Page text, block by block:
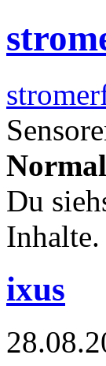
Du
Inhalte.
ixus